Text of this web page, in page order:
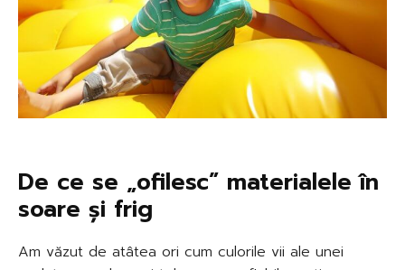
De ce se „ofilesc” materialele în
soare și frig
Am văzut de atâtea ori cum culorile vii ale unei